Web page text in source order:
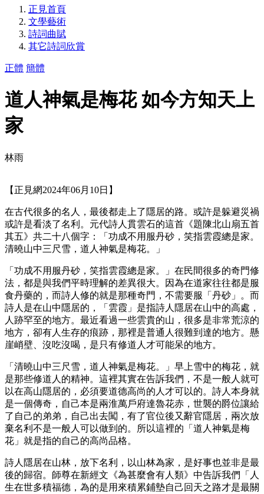
正見首頁
文學藝術
詩詞曲賦
其它詩詞欣賞
正體 簡體
道人神氣是梅花 如今方知天上
家
林雨
【正見網2024年06月10日】
在古代很多的名人，最後都走上了隱居的路。或許是躲避災禍
或許是看淡了名利。元代詩人貫雲石的這首《題陳北山扇五首
其五》共二十八個字：「功成不用服丹砂，笑指雲霞總是家。
清曉山中三尺雪，道人神氣是梅花。」
「功成不用服丹砂，笑指雲霞總是家。」在民間很多的奇門修
法，都是與我們平時理解的差異很大。因為在道家往往都是服
食丹藥的，而詩人修的就是那種奇門，不需要服「丹砂」。而
詩人是在山中隱居的，「雲霞」是指詩人隱居在山中的高處，
人跡罕至的地方。最近看過一些雲貴的山，很多是非常荒涼的
地方，卻有人生存的痕跡，那裡是普通人很難到達的地方。懸
崖峭壁、沒吃沒喝，是只有修道人才可能呆的地方。
「清曉山中三尺雪，道人神氣是梅花。」早上雪中的梅花，就
是那些修道人的精神。這裡其實在告訴我們，不是一般人就可
以在高山隱居的，必須要道德高尚的人才可以的。詩人本身就
是一個傳奇，自己本是兩淮萬戶府達魯花赤，世襲的爵位讓給
了自己的弟弟，自己出去闖，有了官位後又辭官隱居，兩次放
棄名利不是一般人可以做到的。所以這裡的「道人神氣是梅
花」就是指的自己的高尚品格。
詩人隱居在山林，放下名利，以山林為家，是好事也並非是最
後的歸宿。師尊在新經文《為甚麼會有人類》中告訴我們「人
生在世多積福德，為的是用來積累鋪墊自己回天之路才是最關